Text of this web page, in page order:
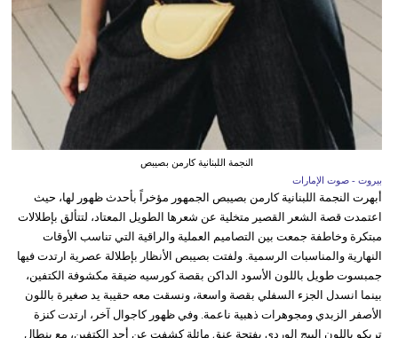
النجمة اللبنانية كارمن بصيبص
بيروت - صوت الإمارات
أبهرت النجمة اللبنانية كارمن بصيبص الجمهور مؤخراً بأحدث ظهور لها، حيث
اعتمدت قصة الشعر القصير متخلية عن شعرها الطويل المعتاد، لتتألق بإطلالات
مبتكرة وخاطفة جمعت بين التصاميم العملية والراقية التي تناسب الأوقات
النهارية والمناسبات الرسمية. ولفتت بصيبص الأنظار بإطلالة عصرية ارتدت فيها
جمبسوت طويل باللون الأسود الداكن بقصة كورسيه ضيقة مكشوفة الكتفين،
بينما انسدل الجزء السفلي بقصة واسعة، ونسقت معه حقيبة يد صغيرة باللون
الأصفر الزبدي ومجوهرات ذهبية ناعمة. وفي ظهور كاجوال آخر، ارتدت كنزة
تريكو باللون البيج الوردي بفتحة عنق مائلة كشفت عن أحد الكتفين، مع بنطال